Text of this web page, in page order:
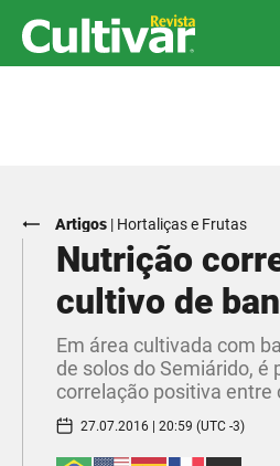
Artigos | Hortaliças e Frutas
Nutrição
cultivo de
Em área cultivada com
de solos do Semiárido, é
correlação positiva entre
27.07.2016 | 20:59 (UTC -3)